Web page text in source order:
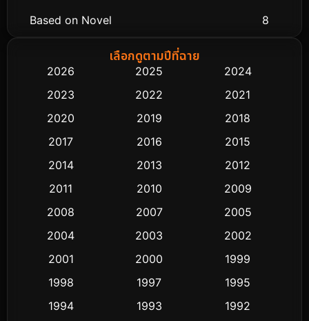
Based on Novel 8
Biography ชีวิตจริง
Classic หนังคลาสสิก
Comedy ตลก 453
Crime อาชญากรรม 530
Cult Film
Dance เต้น
เลือกดูตามปีที่ฉาย
2026 2025
2024
2023
2022
2021
2020
2019
2018
2017
2016
2015
2014
2013
2012
2011
2010
2009
2008
2007
2005
2004
2003
2002
2001
2000
1999
1998
1997
1995
1994
1993
1992